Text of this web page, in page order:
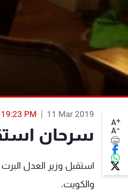
A+
A-
11 Mar 2019
19:23 PM
سرحان
استقبل وزير العدل
والكويت.